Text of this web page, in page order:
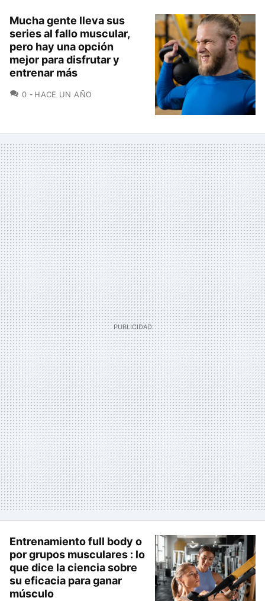
Mucha gente lleva sus
series al fallo muscular,
pero hay una opción
mejor para disfrutar y
entrenar más
0 COMENTARIOS
HACE UN AÑO
Entrenamiento full body o
por grupos musculares : lo
que dice la ciencia sobre
su eficacia para ganar
músculo